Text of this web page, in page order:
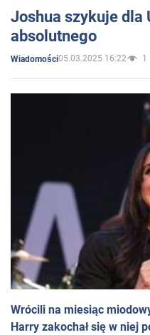
Joshua szykuje dla
absolutnego
Wiadomości05.03.2025 16:22 1
Wrócili na miesiąc
Harry zakochał się w niej